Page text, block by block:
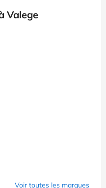
Valege
Voir toutes les marques